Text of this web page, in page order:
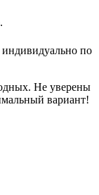
по
Не уверены
вариант!